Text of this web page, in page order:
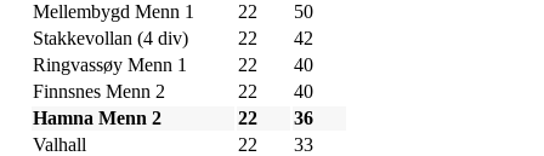
Mellembygd Menn 1
22
50
Stakkevollan (4 div)
22
42
Ringvassøy Menn 1
22
40
Finnsnes Menn 2
22
40
Hamna Menn 2
22
36
Valhall
22
33